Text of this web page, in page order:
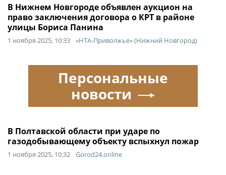
В Нижнем Новгороде объявлен аукцион на
право заключения договора о КРТ в районе
улицы Бориса Панина
1 ноября 2025, 10:33 «НТА-Приволжье» (Нижний Новгород)
В Полтавской области при ударе по
газодобывающему объекту вспыхнул пожар
1 ноября 2025, 10:32 Gorod24.online
Персональные
новости